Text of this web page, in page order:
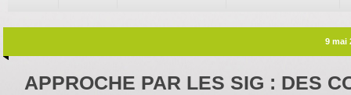
9 mai
APPROCHE PAR LES SIG : DES